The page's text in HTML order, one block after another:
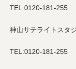
TEL:0120-181-255
神山サテライトスタ
TEL:0120-181-255